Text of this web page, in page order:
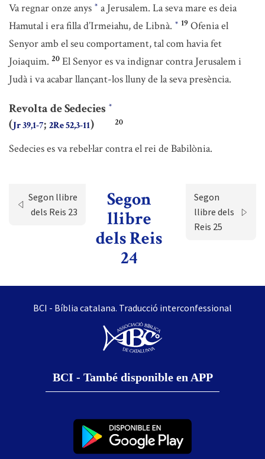
Va regnar onze anys * a Jerusalem. La seva mare es deia
Hamutal i era filla d’Irmeiahu, de Libnà. * 19 Ofenia el
Senyor amb el seu comportament, tal com havia fet
Joiaquim. 20 El Senyor es va indignar contra Jerusalem i
Judà i va acabar llançant-los lluny de la seva presència.
Revolta de Sedecies *
(Jr 39,1-7; 2Re 52,3-11) 20
Sedecies es va rebel·lar contra el rei de Babilònia.
Segon llibre
dels Reis 23
Segon
llibre
dels Reis
24
Segon
llibre dels
Reis 25
BCI - Bíblia catalana. Traducció interconfessional
BCI - També disponible en APP